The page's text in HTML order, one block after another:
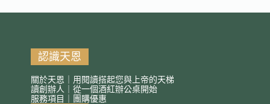
認識天恩
關於天恩｜用閱讀搭起您與上帝的天梯
讀創辦人｜從一個酒紅辦公桌開始
服務項目｜團購優惠